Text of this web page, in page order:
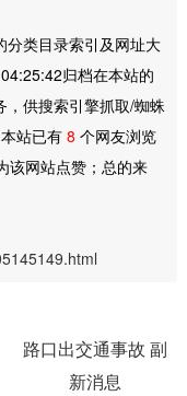
类目录索引及网址大
归档在本站的
供搜索引擎抓取/蜘蛛
站已有 8 个网友浏览
该网站点赞；总的来
路口出交通事故 副
驾驶下来个交警
新消息